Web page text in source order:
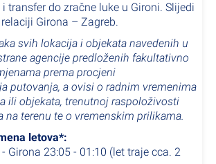
transfer do zračne luke u Gironi. Slijedi
Girona – Zagreb.
svih lokacija i objekata navedenih u
agencije predloženih fakultativno
prema procjeni
putovanja, a ovisi o radnim vremenima
ili objekata, trenutnoj raspoloživosti
na terenu te o vremenskim prilikama.
letova*:
Girona 23:05 - 01:10 (let traje cca. 2